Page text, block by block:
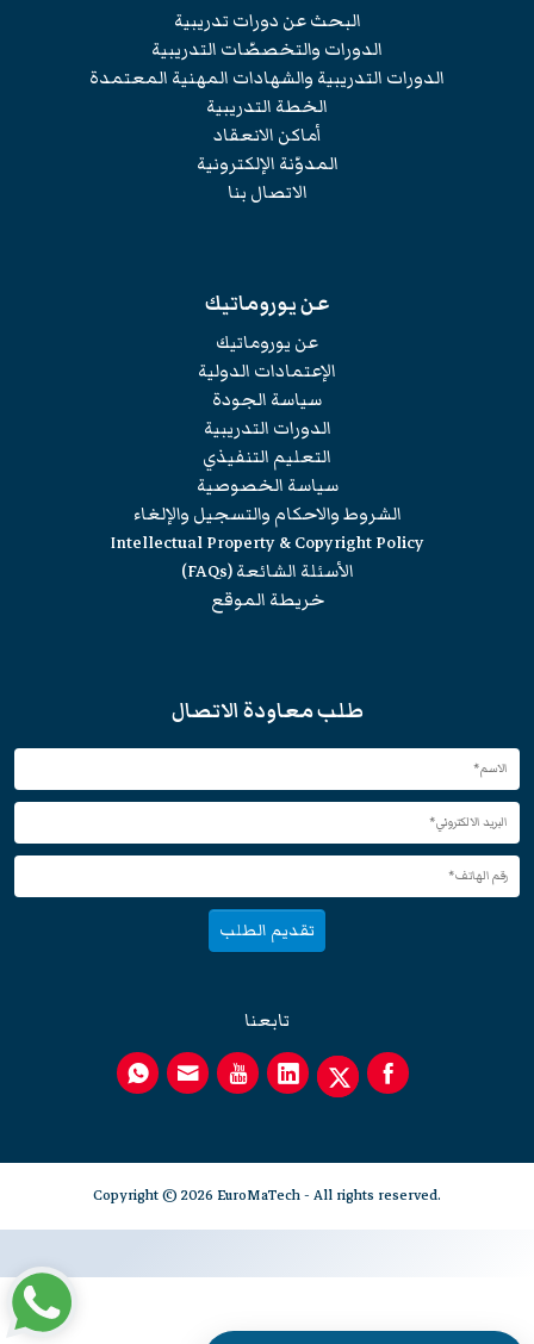
البحث عن دورات تدريبية
الدورات والتخصصّات التدريبية
الدورات التدريبية والشهادات المهنية المعتمدة
الخطة التدريبية
أماكن الانعقاد
المدوّنة الإلكترونية
الاتصال بنا
عن يوروماتيك
عن يوروماتيك
الإعتمادات الدولية
سياسة الجودة
الدورات التدريبية
التعليم التنفيذي
سياسة الخصوصية
الشروط والاحكام والتسجيل والإلغاء
Intellectual Property & Copyright Policy
الأسئلة الشائعة (FAQs)
خريطة الموقع
طلب معاودة الاتصال
تقديم الطلب
تابعنا
Copyright © 2026 EuroMaTech - All rights reserved.